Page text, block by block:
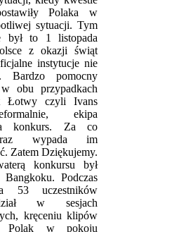
Polaka w
sytuacji. Tym
był to 1 listopada
z okazji świąt
instytucje nie
Bardzo pomocny
obu przypadkach
Łotwy czyli Ivans
ekipa
konkurs. Za co
wypada im
Zatem Dziękujemy.
konkursu był
Podczas
53 uczestników
w sesjach
kręceniu klipów
Polak w pokoju